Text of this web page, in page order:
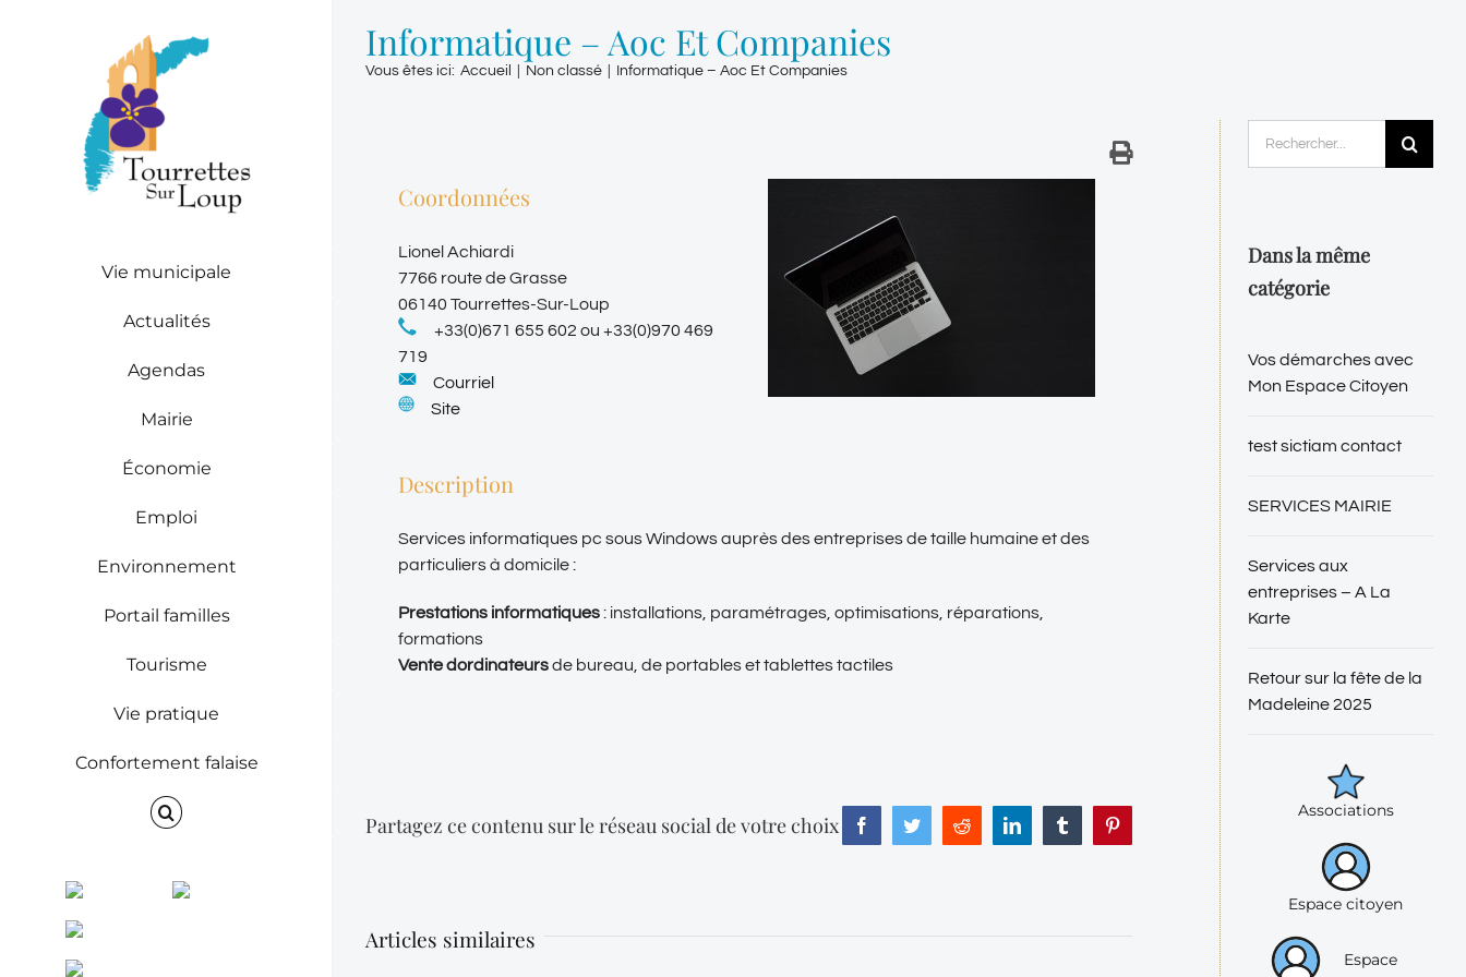
Vie municipale
Actualités
Agendas
Mairie
Économie
Emploi
Environnement
Portail familles
Tourisme
Vie pratique
Confortement falaise
Facebook Instagram
ENVINET
RRS
Informatique – Aoc Et Companies
Vous êtes ici: Accueil Non classé Informatique – Aoc Et Companies
Coordonnées
Lionel Achiardi
7766 route de Grasse
06140 Tourrettes-Sur-Loup
+33(0)671 655 602 ou +33(0)970 469
719
Courriel
Site
Description
Services informatiques pc sous Windows auprès des entreprises de taille humaine et des
particuliers à domicile :
Prestations informatiques: installations, paramétrages, optimisations, réparations,
formations
Vente dordinateursde bureau, de portables et tablettes tactiles
Partagez ce contenu sur le réseau social de votre choix FacebookTwitterReddit LinkedIn Tumblr
Articles similaires
Dans la même
catégorie
Vos démarches avec
Mon Espace Citoyen
test sictiam contact
SERVICES MAIRIE
Services aux
entreprises – A La
Karte
Retour sur la fête de la
Madeleine 2025
Associations
Espace citoyen
Espace